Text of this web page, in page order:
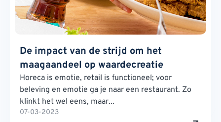
De impact van de strijd om het
maagaandeel op waardecreatie
Horeca is emotie, retail is functioneel; voor
beleving en emotie ga je naar een restaurant. Zo
klinkt het wel eens, maar...
07-03-2023